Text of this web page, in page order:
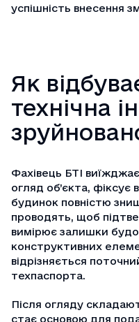
успішність внесення
Як
технічна
Фахівець БТІ
огляд об’єкта, фіксує
будинок повністю
проводять, щоб
вимірює залишки
конструктивних
відрізняється
техпаспорта.
Після огляду
стає основою для